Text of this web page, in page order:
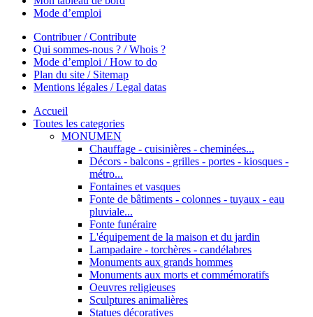
Mode d’emploi
Contribuer / Contribute
Qui sommes-nous ? / Whois ?
Mode d’emploi / How to do
Plan du site / Sitemap
Mentions légales / Legal datas
Accueil
Toutes les categories
MONUMEN
Chauffage - cuisinières - cheminées...
Décors - balcons - grilles - portes - kiosques -
métro...
Fontaines et vasques
Fonte de bâtiments - colonnes - tuyaux - eau
pluviale...
Fonte funéraire
L'équipement de la maison et du jardin
Lampadaire - torchères - candélabres
Monuments aux grands hommes
Monuments aux morts et commémoratifs
Oeuvres religieuses
Sculptures animalières
Statues décoratives